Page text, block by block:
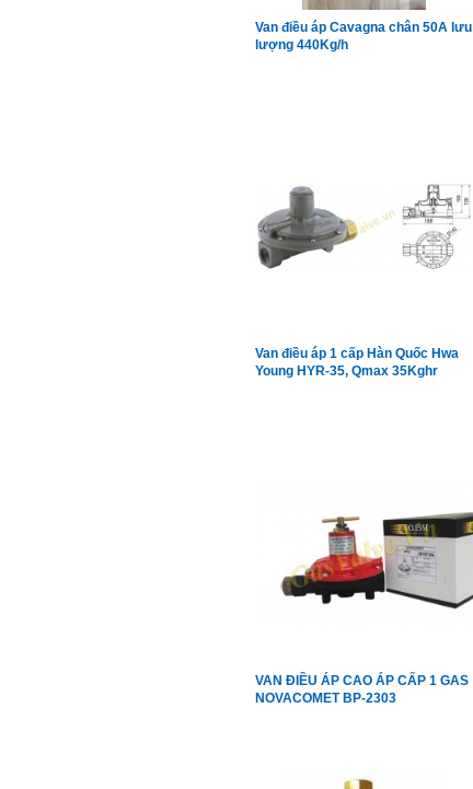
Van điều áp Cavagna chân 50A lưu
lượng 440Kg/h
Van điều áp 1 cấp Hàn Quốc Hwa
Young HYR-35, Qmax 35Kghr
VAN ĐIỀU ÁP CAO ÁP CẤP 1 GAS
NOVACOMET BP-2303